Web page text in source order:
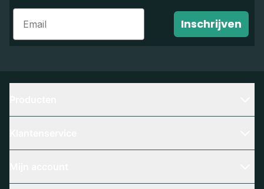
Email
Inschrijven